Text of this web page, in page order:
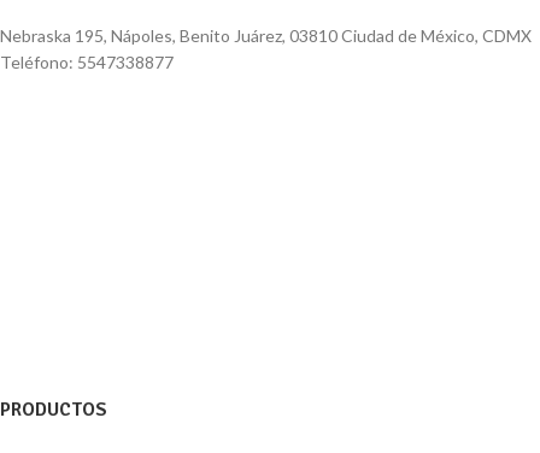
Nebraska 195, Nápoles, Benito Juárez, 03810 Ciudad de México, CDMX
Teléfono: 5547338877
PRODUCTOS